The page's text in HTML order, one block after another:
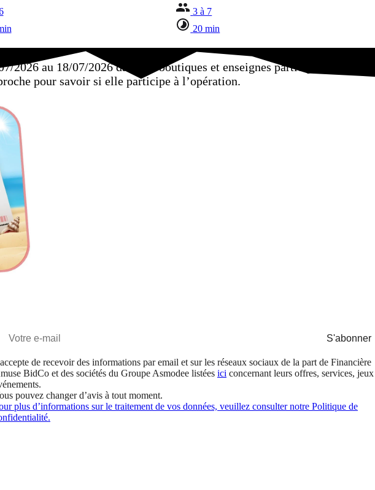
3 à 7
20 min
au 18/07/2026 dans les boutiques et enseignes participantes.
pour savoir si elle participe à l’opération.
S'abonner
de recevoir des informations par email et sur les réseaux sociaux de la part de Financière
BidCo et des sociétés du Groupe Asmodee listées ici concernant leurs offres, services,
pouvez changer d’avis à tout moment.
plus d’informations sur le traitement de vos données, veuillez consulter notre Politique de